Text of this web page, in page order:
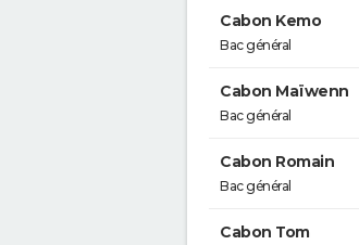
Cabon Kemo
Bac général
Cabon Maïwenn
Bac général
Cabon Romain
Bac général
Cabon Tom